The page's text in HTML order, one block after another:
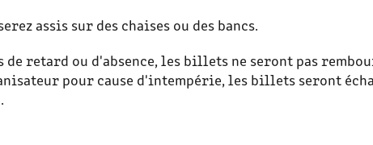
assis sur des chaises ou des bancs.
de retard ou d'absence, les billets ne seront pas
pour cause d'intempérie, les billets seront